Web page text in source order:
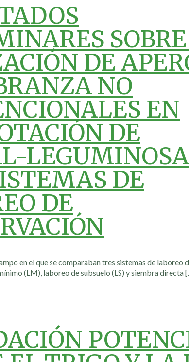
DE
NO
EN
DE
LEGUMINOSA
DE
DE
en el que se comparaban tres sistemas de laboreo
(LM), laboreo de subsuelo (LS) y siembra directa